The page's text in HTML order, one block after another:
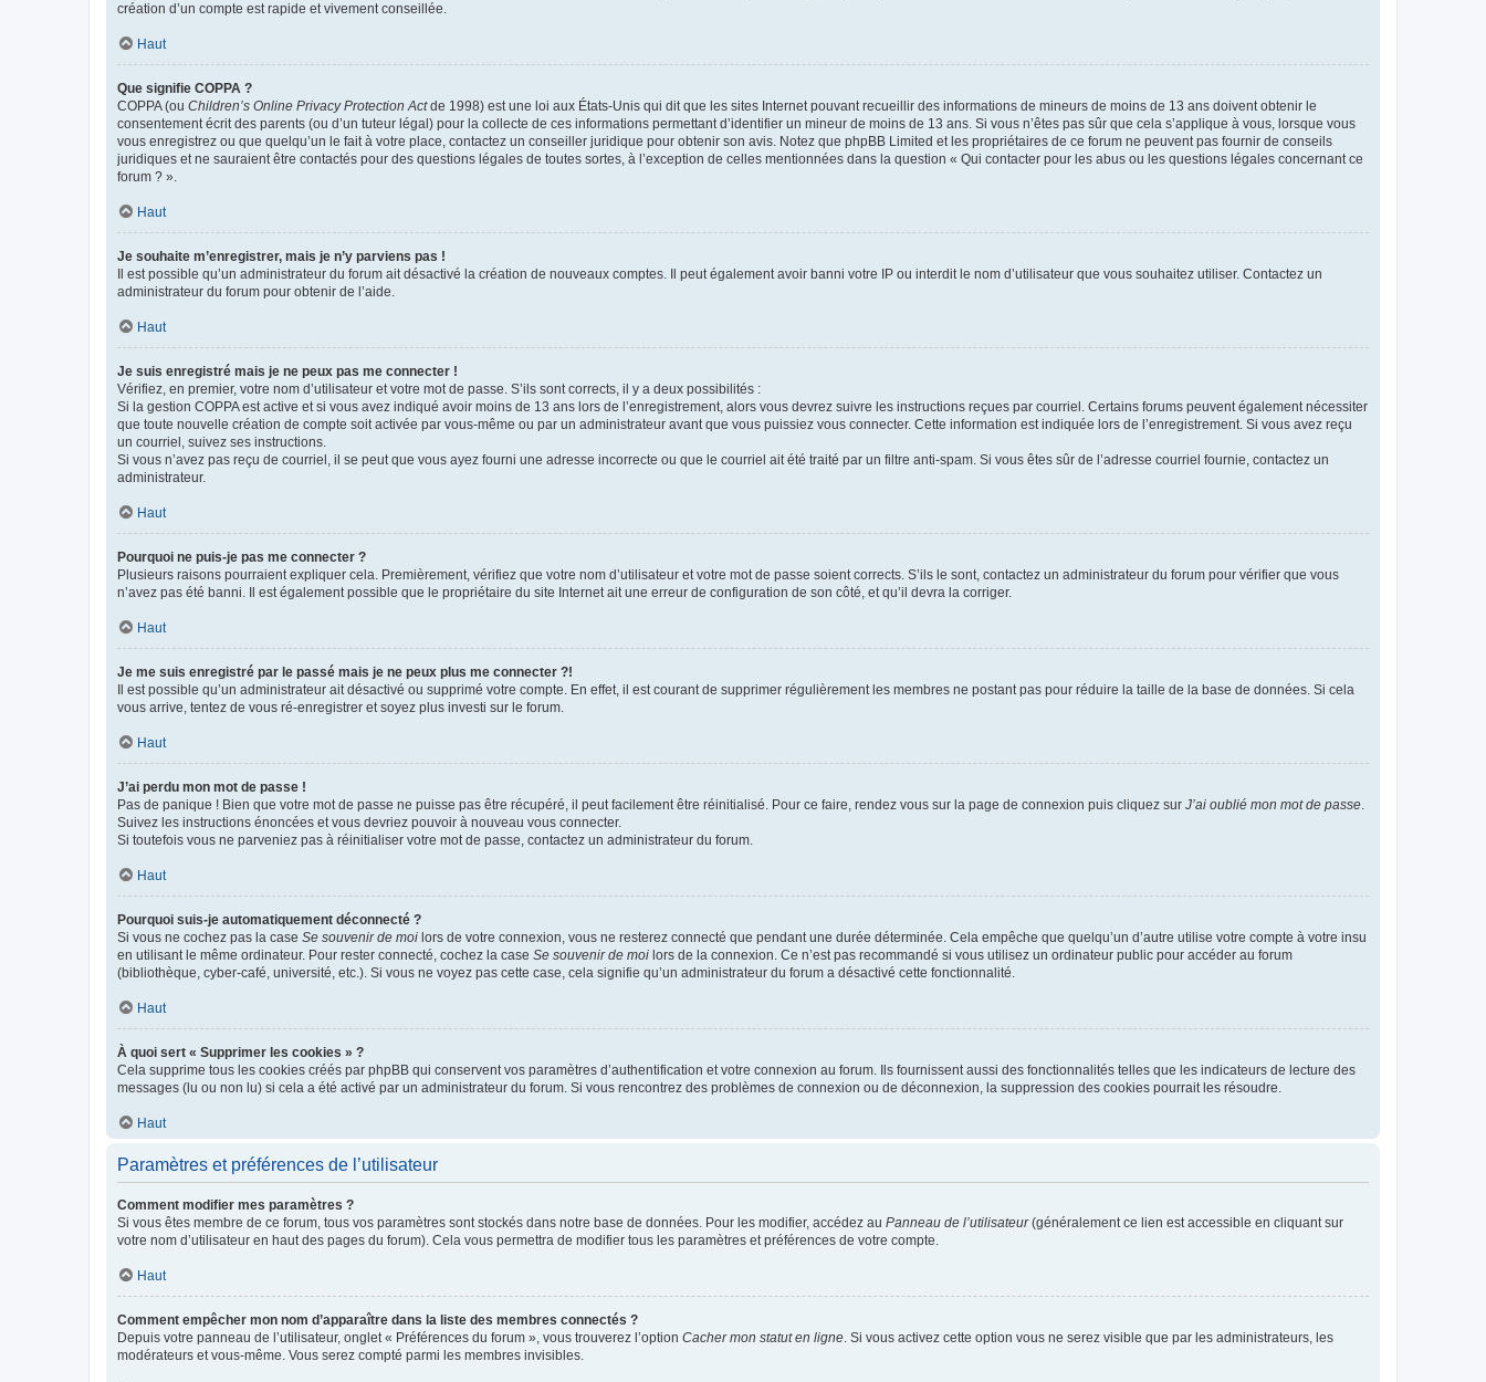
création d’un compte est rapide et vivement conseillée.
Haut
Que signifie COPPA ?
COPPA (ou Children’s Online Privacy Protection Actde 1998) est une loi aux États-Unis qui dit que les sites Internet pouvant recueillir des informations de mineurs de moins de 13 ans doivent obtenir le
consentement écrit des parents (ou d’un tuteur légal) pour la collecte de ces informations permettant d’identifier un mineur de moins de 13 ans. Si vous n’êtes pas sûr que cela s’applique à vous, lorsque vous
vous enregistrez ou que quelqu’un le fait à votre place, contactez un conseiller juridique pour obtenir son avis. Notez que phpBB Limited et les propriétaires de ce forum ne peuvent pas fournir de conseils
juridiques et ne sauraient être contactés pour des questions légales de toutes sortes, à l’exception de celles mentionnées dans la question « Qui contacter pour les abus ou les questions légales concernant ce
forum ? ».
Haut
Je souhaite m’enregistrer, mais je n’y parviens pas !
Il est possible qu’un administrateur du forum ait désactivé la création de nouveaux comptes. Il peut également avoir banni votre IP ou interdit le nom d’utilisateur que vous souhaitez utiliser. Contactez un
administrateur du forum pour obtenir de l’aide.
Haut
Je suis enregistré mais je ne peux pas me connecter !
Vérifiez, en premier, votre nom d’utilisateur et votre mot de passe. S’ils sont corrects, il y a deux possibilités :
Si la gestion COPPA est active et si vous avez indiqué avoir moins de 13 ans lors de l’enregistrement, alors vous devrez suivre les instructions reçues par courriel. Certains forums peuvent également nécessiter
que toute nouvelle création de compte soit activée par vous-même ou par un administrateur avant que vous puissiez vous connecter. Cette information est indiquée lors de l’enregistrement. Si vous avez reçu
un courriel, suivez ses instructions.
Si vous n’avez pas reçu de courriel, il se peut que vous ayez fourni une adresse incorrecte ou que le courriel ait été traité par un filtre anti-spam. Si vous êtes sûr de l’adresse courriel fournie, contactez un
administrateur.
Haut
Pourquoi ne puis-je pas me connecter ?
Plusieurs raisons pourraient expliquer cela. Premièrement, vérifiez que votre nom d’utilisateur et votre mot de passe soient corrects. S’ils le sont, contactez un administrateur du forum pour vérifier que vous
n’avez pas été banni. Il est également possible que le propriétaire du site Internet ait une erreur de configuration de son côté, et qu’il devra la corriger.
Haut
Je me suis enregistré par le passé mais je ne peux plus me connecter ?!
Il est possible qu’un administrateur ait désactivé ou supprimé votre compte. En effet, il est courant de supprimer régulièrement les membres ne postant pas pour réduire la taille de la base de données. Si cela
vous arrive, tentez de vous ré-enregistrer et soyez plus investi sur le forum.
Haut
J’ai perdu mon mot de passe !
Pas de panique ! Bien que votre mot de passe ne puisse pas être récupéré, il peut facilement être réinitialisé. Pour ce faire, rendez vous sur la page de connexion puis cliquez sur J’ai oublié mon mot de passe.
Suivez les instructions énoncées et vous devriez pouvoir à nouveau vous connecter.
Si toutefois vous ne parveniez pas à réinitialiser votre mot de passe, contactez un administrateur du forum.
Haut
Pourquoi suis-je automatiquement déconnecté ?
Si vous ne cochez pas la case Se souvenir de moi lors de votre connexion, vous ne resterez connecté que pendant une durée déterminée. Cela empêche que quelqu’un d’autre utilise votre compte à votre insu
en utilisant le même ordinateur. Pour rester connecté, cochez la case Se souvenir de moi lors de la connexion. Ce n’est pas recommandé si vous utilisez un ordinateur public pour accéder au forum
(bibliothèque, cyber-café, université, etc.). Si vous ne voyez pas cette case, cela signifie qu’un administrateur du forum a désactivé cette fonctionnalité.
Haut
À quoi sert « Supprimer les cookies » ?
Cela supprime tous les cookies créés par phpBB qui conservent vos paramètres d’authentification et votre connexion au forum. Ils fournissent aussi des fonctionnalités telles que les indicateurs de lecture des
messages (lu ou non lu) si cela a été activé par un administrateur du forum. Si vous rencontrez des problèmes de connexion ou de déconnexion, la suppression des cookies pourrait les résoudre.
Haut
Paramètres et préférences de l’utilisateur
Comment modifier mes paramètres ?
Si vous êtes membre de ce forum, tous vos paramètres sont stockés dans notre base de données. Pour les modifier, accédez au Panneau de l’utilisateur(généralement ce lien est accessible en cliquant sur
votre nom d’utilisateur en haut des pages du forum). Cela vous permettra de modifier tous les paramètres et préférences de votre compte.
Haut
Comment empêcher mon nom d’apparaître dans la liste des membres connectés ?
Depuis votre panneau de l’utilisateur, onglet « Préférences du forum », vous trouverez l’option Cacher mon statut en ligne. Si vous activez cette option vous ne serez visible que par les administrateurs, les
modérateurs et vous-même. Vous serez compté parmi les membres invisibles.